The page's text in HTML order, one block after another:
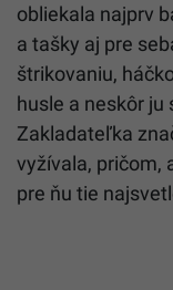
obliekala najprv
a tašky aj pre
štrikovaniu,
husle a neskôr ju
Zakladateľka
vyžívala, pričom,
pre ňu tie